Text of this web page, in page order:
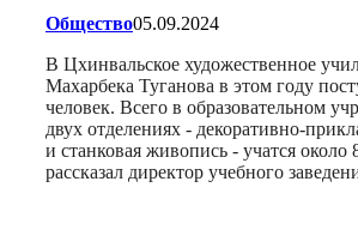
Общество05.09.2024
В Цхинвальское художественное
Махарбека Туганова в этом году
человек. Всего в образовательном
двух отделениях - декоративно-
и станковая живопись - учатся около
рассказал директор учебного